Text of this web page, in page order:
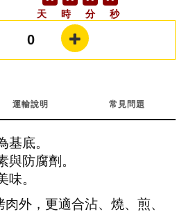
天 時 分 秒
0
運輸說明 常見問題
基底。
與防腐劑。
味。
外，更適合沾、燒、煎、